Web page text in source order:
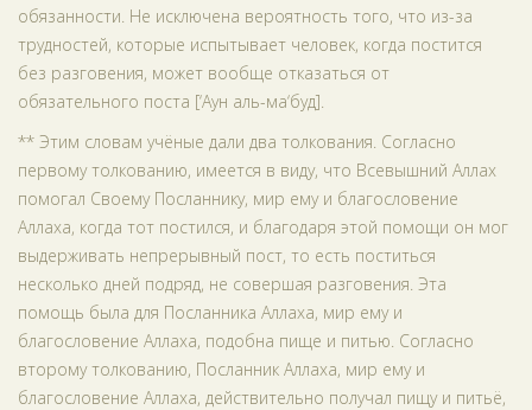
обязанности. Не исключена вероятность того, что из-за
трудностей, которые испытывает человек, когда постится
без разговения, может вообще отказаться от
обязательного поста [‘Аун аль-ма‘буд].
** Этим словам учёные дали два толкования. Согласно
первому толкованию, имеется в виду, что Всевышний Аллах
помогал Своему Посланнику, мир ему и благословение
Аллаха, когда тот постился, и благодаря этой помощи он мог
выдерживать непрерывный пост, то есть поститься
несколько дней подряд, не совершая разговения. Эта
помощь была для Посланника Аллаха, мир ему и
благословение Аллаха, подобна пище и питью. Согласно
второму толкованию, Посланник Аллаха, мир ему и
благословение Аллаха, действительно получал пищу и питьё,